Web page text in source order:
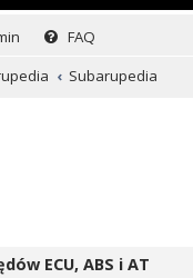
FAQ
Subarupedia
ECU, ABS i AT